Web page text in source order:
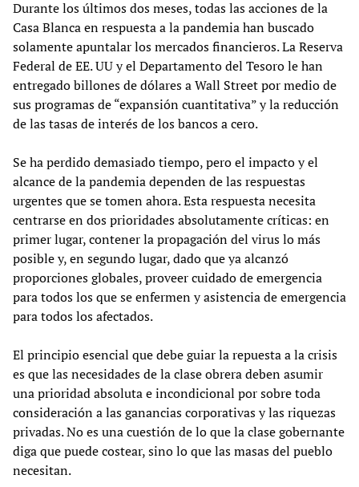
Durante los últimos dos meses, todas las acciones de la
Casa Blanca en respuesta a la pandemia han buscado
solamente apuntalar los mercados financieros. La Reserva
Federal de EE. UU y el Departamento del Tesoro le han
entregado billones de dólares a Wall Street por medio de
sus programas de “expansión cuantitativa” y la reducción
de las tasas de interés de los bancos a cero.
Se ha perdido demasiado tiempo, pero el impacto y el
alcance de la pandemia dependen de las respuestas
urgentes que se tomen ahora. Esta respuesta necesita
centrarse en dos prioridades absolutamente críticas: en
primer lugar, contener la propagación del virus lo más
posible y, en segundo lugar, dado que ya alcanzó
proporciones globales, proveer cuidado de emergencia
para todos los que se enfermen y asistencia de emergencia
para todos los afectados.
El principio esencial que debe guiar la repuesta a la crisis
es que las necesidades de la clase obrera deben asumir
una prioridad absoluta e incondicional por sobre toda
consideración a las ganancias corporativas y las riquezas
privadas. No es una cuestión de lo que la clase gobernante
diga que puede costear, sino lo que las masas del pueblo
necesitan.